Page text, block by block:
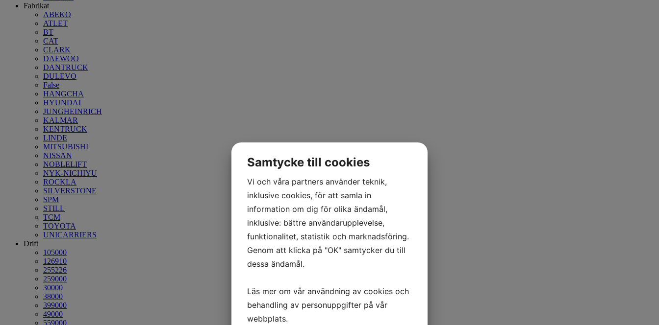
Fabrikat
ABEKO
ATLET
BT
CAT
CLARK
DAEWOO
DANTRUCK
DULEVO
False
HANGCHA
HYUNDAI
JUNGHEINRICH
KALMAR
KENTRUCK
LINDE
MITSUBISHI
NISSAN
NOBLELIFT
NYK-NICHIYU
ROCKLA
SILVERSTONE
SPM
STILL
TCM
TOYOTA
UNICARRIERS
Drift
105000
126910
255226
259000
30000
38000
399000
49000
559000
Samtycke till cookies
Vi och våra partners använder teknik,
inklusive cookies, för att samla in
information om dig för olika ändamål,
inklusive: bättre användarupplevelse,
funktionalitet, statistik och marknadsföring.
Genom att klicka på "OK" samtycker du till
dessa ändamål.
Läs mer om vår användning av cookies och
behandling av personuppgifter på vår
webbplats.